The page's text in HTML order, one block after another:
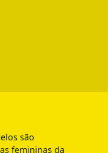
são
femininas da